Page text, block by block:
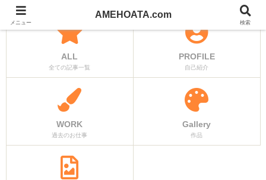
ALL
全ての記事一覧
PROFILE
自己紹介
WORK
過去のお仕事
Gallery
作品
メニュー
AMEHOATA.com
検索